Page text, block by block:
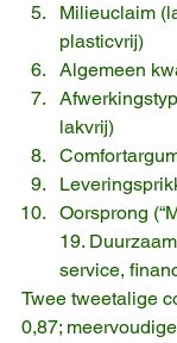
Milieuclaim
plasticvrij)
Algemeen
lakvrij)
Oorsprong
19.
service,
Twee tweetalige
0,87;